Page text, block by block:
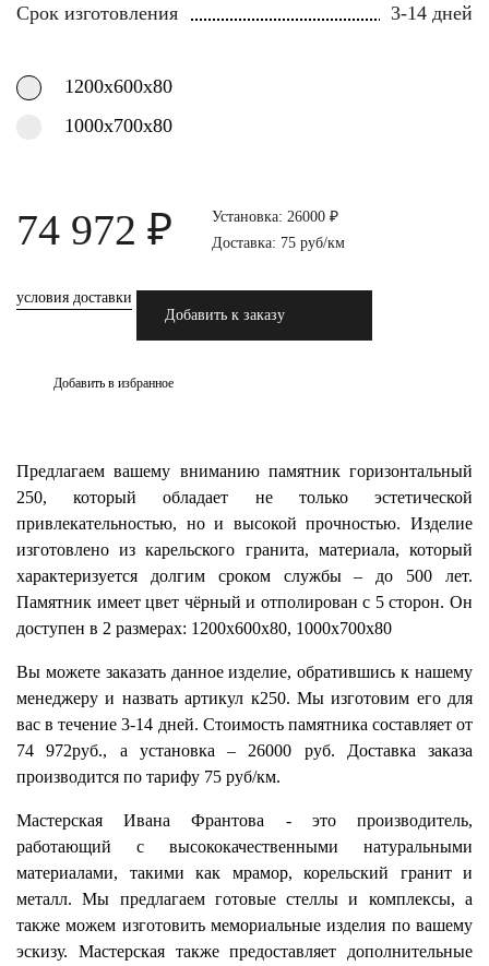
Срок изготовления
3-14 дней
1200х600х80
1000х700х80
74 972 ₽
Установка: 26000 ₽
Доставка: 75 руб/км
условия доставки
Добавить к заказу
Добавить в избранное
Предлагаем вашему вниманию памятник горизонтальный
250, который обладает не только эстетической
привлекательностью, но и высокой прочностью. Изделие
изготовлено из карельского гранита, материала, который
характеризуется долгим сроком службы – до 500 лет.
Памятник имеет цвет чёрный и отполирован с 5 сторон. Он
доступен в 2 размерах: 1200х600х80, 1000х700х80
Вы можете заказать данное изделие, обратившись к нашему
менеджеру и назвать артикул к250. Мы изготовим его для
вас в течение 3-14 дней. Стоимость памятника составляет от
74 972руб., а установка – 26000 руб. Доставка заказа
производится по тарифу 75 руб/км.
Мастерская Ивана Франтова - это производитель,
работающий с высококачественными натуральными
материалами, такими как мрамор, корельский гранит и
металл. Мы предлагаем готовые стеллы и комплексы, а
также можем изготовить мемориальные изделия по вашему
эскизу. Мастерская также предоставляет дополнительные